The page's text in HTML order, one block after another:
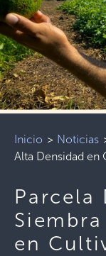
Inicio > Noticias
Alta Densidad en
Parcela
en